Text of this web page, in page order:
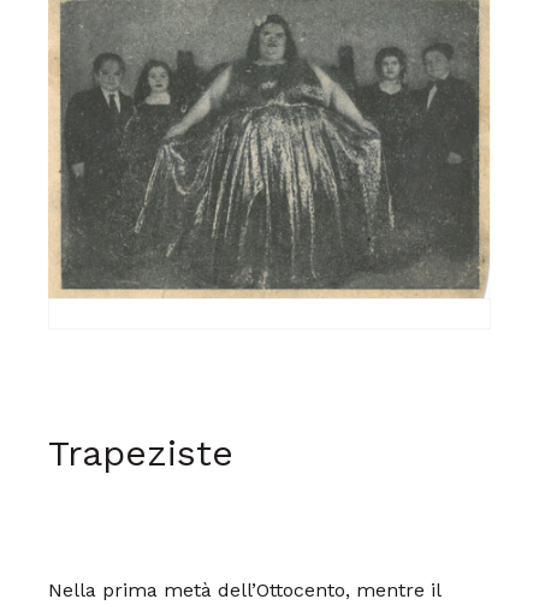
Trapeziste
Nella prima metà dell’Ottocento, mentre il